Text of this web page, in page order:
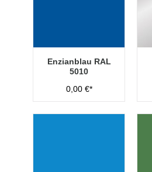
Enzianblau RAL
5010
0,00 €*